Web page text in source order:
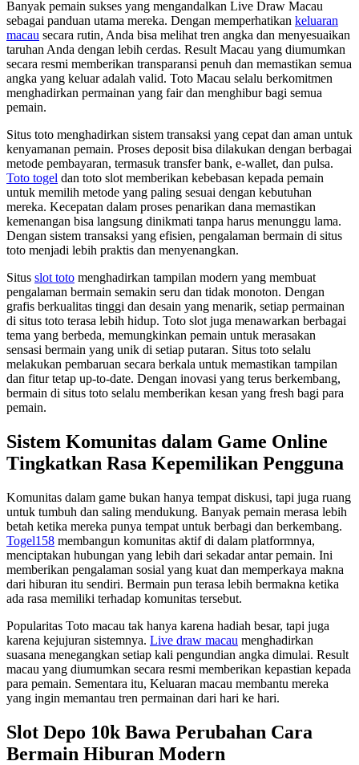
Banyak pemain sukses yang mengandalkan Live Draw Macau
sebagai panduan utama mereka. Dengan memperhatikan keluaran
macau secara rutin, Anda bisa melihat tren angka dan menyesuaikan
taruhan Anda dengan lebih cerdas. Result Macau yang diumumkan
secara resmi memberikan transparansi penuh dan memastikan semua
angka yang keluar adalah valid. Toto Macau selalu berkomitmen
menghadirkan permainan yang fair dan menghibur bagi semua
pemain.
Situs toto menghadirkan sistem transaksi yang cepat dan aman untuk
kenyamanan pemain. Proses deposit bisa dilakukan dengan berbagai
metode pembayaran, termasuk transfer bank, e-wallet, dan pulsa.
Toto togel dan toto slot memberikan kebebasan kepada pemain
untuk memilih metode yang paling sesuai dengan kebutuhan
mereka. Kecepatan dalam proses penarikan dana memastikan
kemenangan bisa langsung dinikmati tanpa harus menunggu lama.
Dengan sistem transaksi yang efisien, pengalaman bermain di situs
toto menjadi lebih praktis dan menyenangkan.
Situs slot toto menghadirkan tampilan modern yang membuat
pengalaman bermain semakin seru dan tidak monoton. Dengan
grafis berkualitas tinggi dan desain yang menarik, setiap permainan
di situs toto terasa lebih hidup. Toto slot juga menawarkan berbagai
tema yang berbeda, memungkinkan pemain untuk merasakan
sensasi bermain yang unik di setiap putaran. Situs toto selalu
melakukan pembaruan secara berkala untuk memastikan tampilan
dan fitur tetap up-to-date. Dengan inovasi yang terus berkembang,
bermain di situs toto selalu memberikan kesan yang fresh bagi para
pemain.
Sistem Komunitas dalam Game Online
Tingkatkan Rasa Kepemilikan Pengguna
Komunitas dalam game bukan hanya tempat diskusi, tapi juga ruang
untuk tumbuh dan saling mendukung. Banyak pemain merasa lebih
betah ketika mereka punya tempat untuk berbagi dan berkembang.
Togel158 membangun komunitas aktif di dalam platformnya,
menciptakan hubungan yang lebih dari sekadar antar pemain. Ini
memberikan pengalaman sosial yang kuat dan memperkaya makna
dari hiburan itu sendiri. Bermain pun terasa lebih bermakna ketika
ada rasa memiliki terhadap komunitas tersebut.
Popularitas Toto macau tak hanya karena hadiah besar, tapi juga
karena kejujuran sistemnya. Live draw macau menghadirkan
suasana menegangkan setiap kali pengundian angka dimulai. Result
macau yang diumumkan secara resmi memberikan kepastian kepada
para pemain. Sementara itu, Keluaran macau membantu mereka
yang ingin memantau tren permainan dari hari ke hari.
Slot Depo 10k Bawa Perubahan Cara
Bermain Hiburan Modern